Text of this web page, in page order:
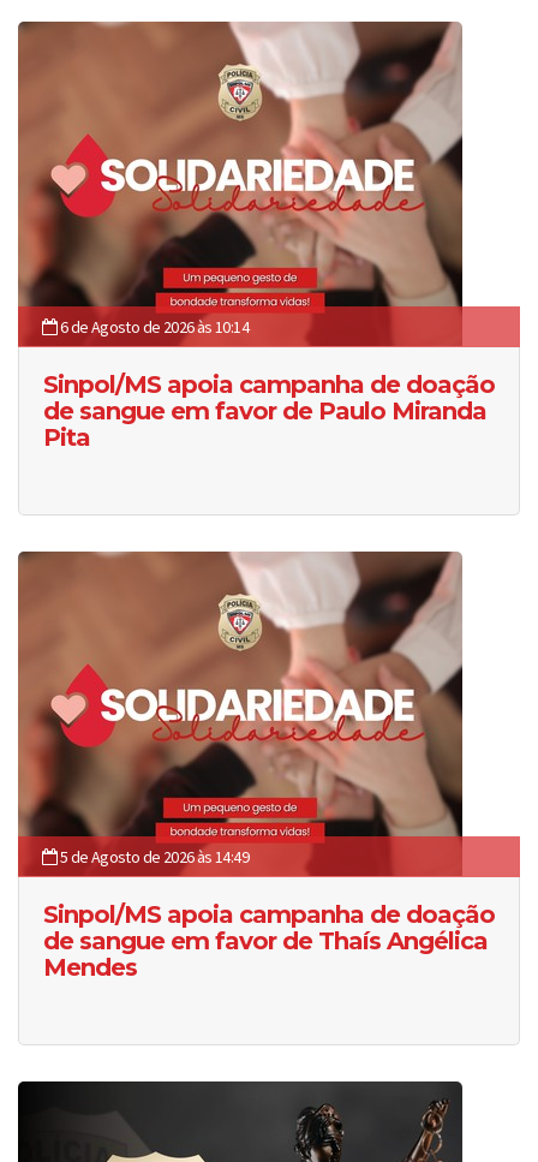
6 de Agosto de 2026 às 10:14
Sinpol/MS apoia campanha de doação
de sangue em favor de Paulo Miranda
Pita
5 de Agosto de 2026 às 14:49
Sinpol/MS apoia campanha de doação
de sangue em favor de Thaís Angélica
Mendes